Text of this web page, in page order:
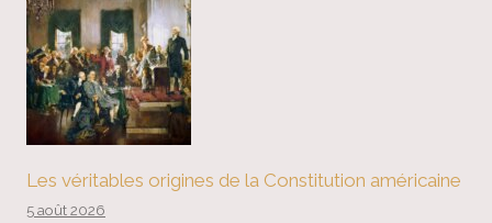
Les véritables origines de la Constitution américaine
5 août 2026